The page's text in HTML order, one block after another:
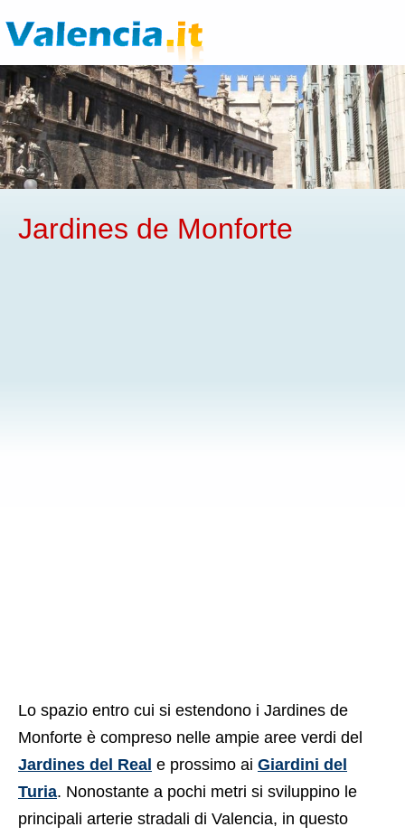
Jardines de Monforte
Lo spazio entro cui si estendono i Jardines de
Monforte è compreso nelle ampie aree verdi del
Jardines del Real e prossimo ai Giardini del
Turia. Nonostante a pochi metri si sviluppino le
principali arterie stradali di Valencia, in questo